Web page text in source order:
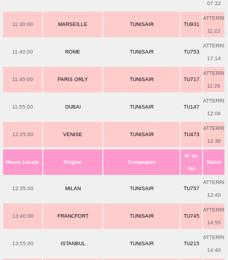
07:32
11:30:00 MARSEILLE TUNISAIR TU931
ATTERRI
11:22
11:40:00 ROME TUNISAIR TU753
ATTERRI
17:14
11:45:00 PARIS ORLY TUNISAIR TU717
ATTERRI
11:26
11:55:00 DUBAI TUNISAIR TU147
ATTERRI
12:06
12:25:00 VENISE TUNISAIR TU473
ATTERRI
12:36
Heure Locale Origine Compagnie
N° de
Vol
Statut
12:35:00 MILAN TUNISAIR TU757
ATTERRI
12:40
13:40:00 FRANCFORT TUNISAIR TU745
ATTERRI
14:55
13:55:00 ISTANBUL TUNISAIR TU215
ATTERRI
14:40